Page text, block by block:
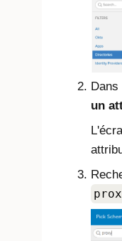
Dans
un